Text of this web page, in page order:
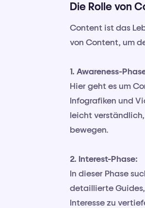
Die Rolle von
Content ist das
von Content, um
1. Awareness-
Hier geht es um
Infografiken und
leicht
bewegen.
2. Interest-Phase:
In dieser Phase
detaillierte
Interesse zu